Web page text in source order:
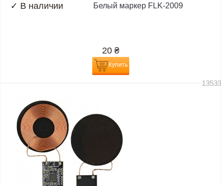
✓ В наличии Белый маркер FLK-2009
20 ₴
Купить